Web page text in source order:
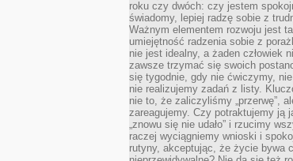
roku czy dwóch: czy jestem
świadomy, lepiej radzę sobie z
Ważnym elementem rozwoju jest
umiejętność radzenia sobie z
nie jest idealny, a żaden człowiek
zawsze trzymać się swoich
się tygodnie, gdy nie ćwiczymy,
nie realizujemy zadań z listy.
nie to, że zaliczyliśmy „przerwę”,
zareagujemy. Czy potraktujemy ją
„znowu się nie udało” i rzucimy
raczej wyciągniemy wnioski i
rutyny, akceptując, że życie bywa